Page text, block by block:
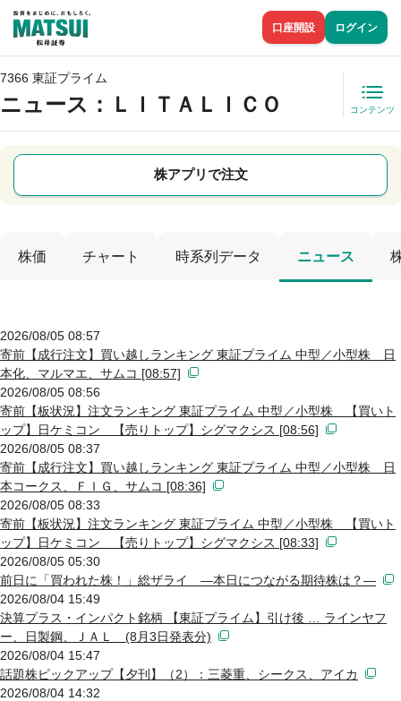
口座開設 ログイン
7366 東証プライム
ニュース ：ＬＩＴＡＬＩＣＯ コンテンツ
株アプリで注文
株価 チャート 時系列データ ニュース
2026/08/05 08:57
寄前【成行注文】買い越しランキング 東証プライム 中型／小型株 日
本化、マルマエ、サムコ [08:57]
2026/08/05 08:56
寄前【板状況】注文ランキング 東証プライム 中型／小型株 【買いト
ップ】日ケミコン 【売りトップ】シグマクシス [08:56]
2026/08/05 08:37
寄前【成行注文】買い越しランキング 東証プライム 中型／小型株 日
本コークス、ＦＩＧ、サムコ [08:36]
2026/08/05 08:33
寄前【板状況】注文ランキング 東証プライム 中型／小型株 【買いト
ップ】日ケミコン 【売りトップ】シグマクシス [08:33]
2026/08/05 05:30
前日に「買われた株！」総ザライ ―本日につながる期待株は？―
2026/08/04 15:49
決算プラス・インパクト銘柄 【東証プライム】引け後 … ラインヤフ
ー、日製鋼、ＪＡＬ (8月3日発表分)
2026/08/04 15:47
話題株ピックアップ【夕刊】（2）：三菱重、シークス、アイカ
2026/08/04 14:32